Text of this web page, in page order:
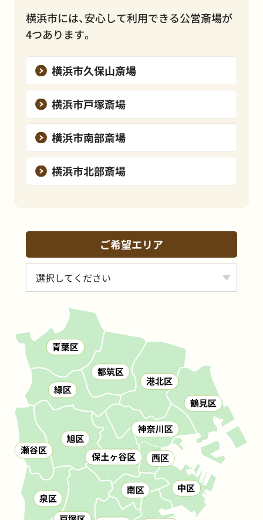
横浜市には、安心して利用できる公営斎場が
4つあります。
横浜市久保山斎場
横浜市戸塚斎場
横浜市南部斎場
横浜市北部斎場
ご希望エリア